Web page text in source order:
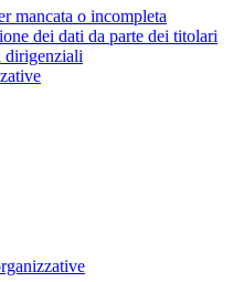
mancata o incompleta
dei dati da parte dei titolari
dirigenziali